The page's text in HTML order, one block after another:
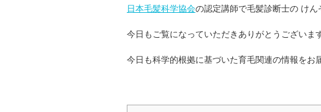
日本毛髪科学協会の認定講師で毛髪診断士の けん
今日もご覧になっていただきありがとうございます
今日も科学的根拠に基づいた育毛関連の情報をお